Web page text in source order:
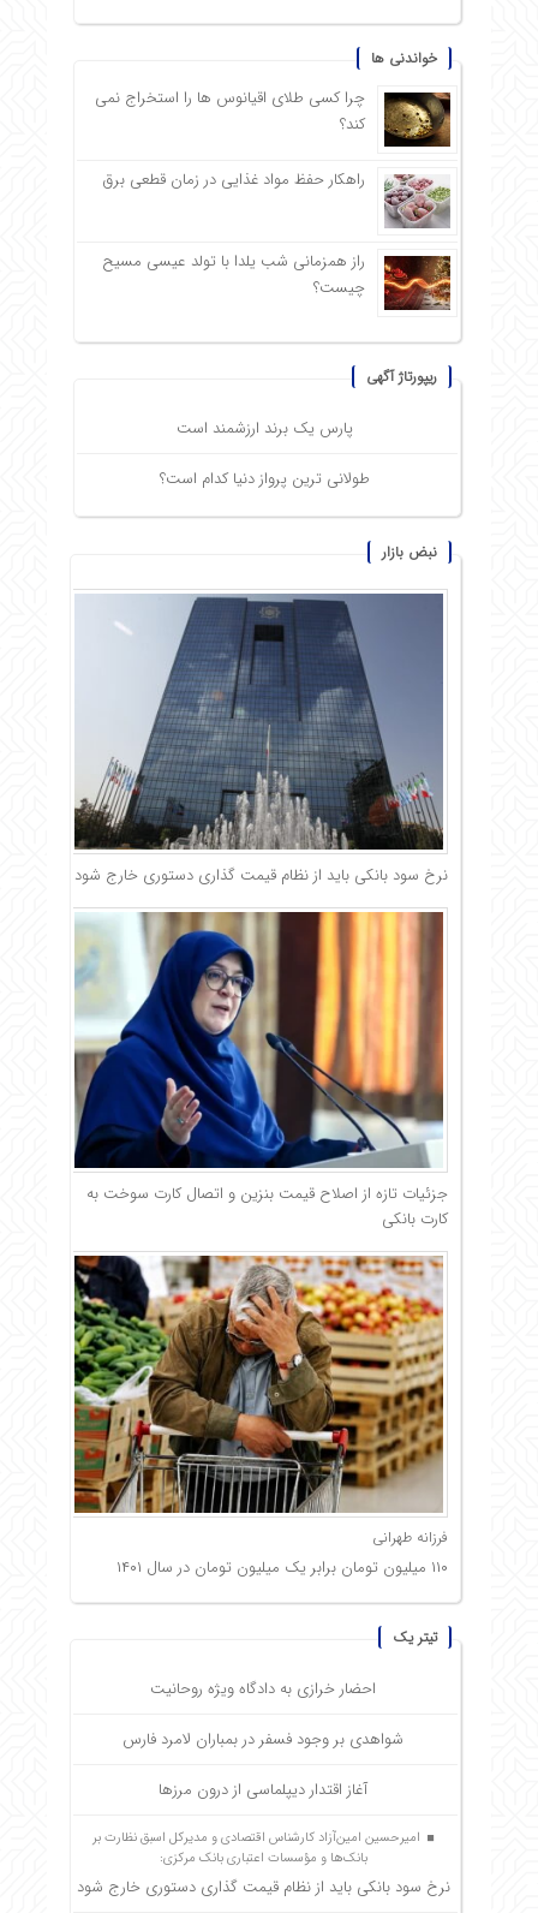
خواندنی ها
چرا کسی طلای اقیانوس ها را استخراج نمی
کند؟
راهکار حفظ مواد غذایی در زمان قطعی برق
راز همزمانی شب یلدا با تولد عیسی مسیح
چیست؟
ریپورتاژ آگهی
پارس یک برند ارزشمند است
طولانی ترین پرواز دنیا کدام است؟
نبض بازار
نرخ سود بانکی باید از نظام قیمت گذاری دستوری خارج شود
جزئیات تازه از اصلاح قیمت بنزین و اتصال کارت سوخت به
کارت بانکی
فرزانه طهرانی
۱۱۰ میلیون تومان برابر یک میلیون تومان در سال ۱۴۰۱
تیتر یک
احضار خرازی به دادگاه ویژه روحانیت
شواهدی بر وجود فسفر در بمباران لامرد فارس
آغاز اقتدار دیپلماسی از درون مرزها
امیرحسین امین‌آزاد کارشناس اقتصادی و مدیرکل اسبق نظارت بر
بانک‌ها و مؤسسات اعتباری بانک مرکزی:
نرخ سود بانکی باید از نظام قیمت گذاری دستوری خارج شود